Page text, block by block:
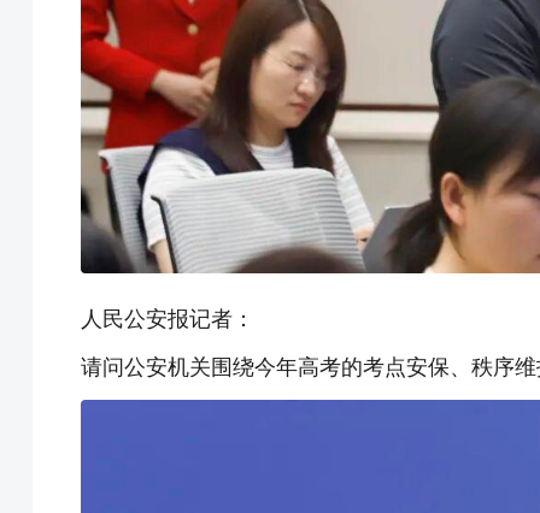
人民公安报记者：
请问公安机关围绕今年高考的考点安保、秩序